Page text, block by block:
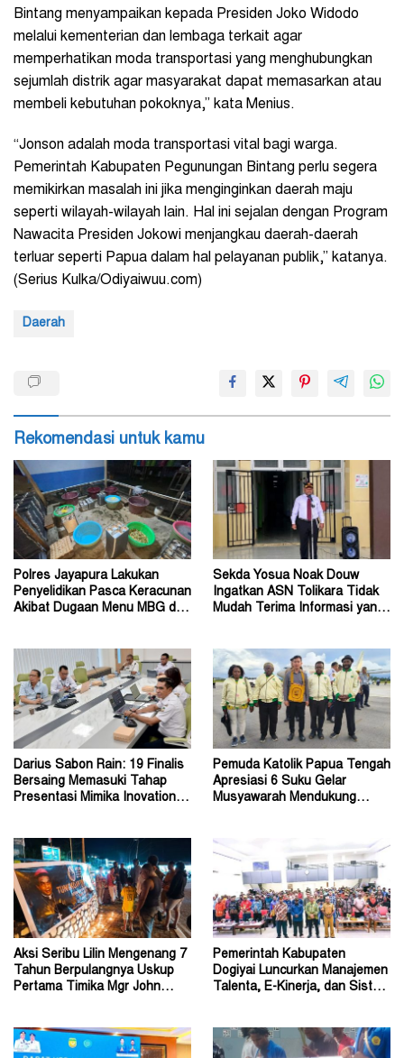
Bintang menyampaikan kepada Presiden Joko Widodo
melalui kementerian dan lembaga terkait agar
memperhatikan moda transportasi yang menghubungkan
sejumlah distrik agar masyarakat dapat memasarkan atau
membeli kebutuhan pokoknya,” kata Menius.
“Jonson adalah moda transportasi vital bagi warga.
Pemerintah Kabupaten Pegunungan Bintang perlu segera
memikirkan masalah ini jika menginginkan daerah maju
seperti wilayah-wilayah lain. Hal ini sejalan dengan Program
Nawacita Presiden Jokowi menjangkau daerah-daerah
terluar seperti Papua dalam hal pelayanan publik,” katanya.
(Serius Kulka/Odiyaiwuu.com)
Daerah
Rekomendasi untuk kamu
Polres Jayapura Lakukan
Penyelidikan Pasca Keracunan
Akibat Dugaan Menu MBG di
Sekda Yosua Noak Douw
Ingatkan ASN Tolikara Tidak
Mudah Terima Informasi yang
Darius Sabon Rain: 19 Finalis
Bersaing Memasuki Tahap
Presentasi Mimika Inovation
Pemuda Katolik Papua Tengah
Apresiasi 6 Suku Gelar
Musyawarah Mendukung
Aksi Seribu Lilin Mengenang 7
Tahun Berpulangnya Uskup
Pertama Timika Mgr John
Pemerintah Kabupaten
Dogiyai Luncurkan Manajemen
Talenta, E-Kinerja, dan Sistem